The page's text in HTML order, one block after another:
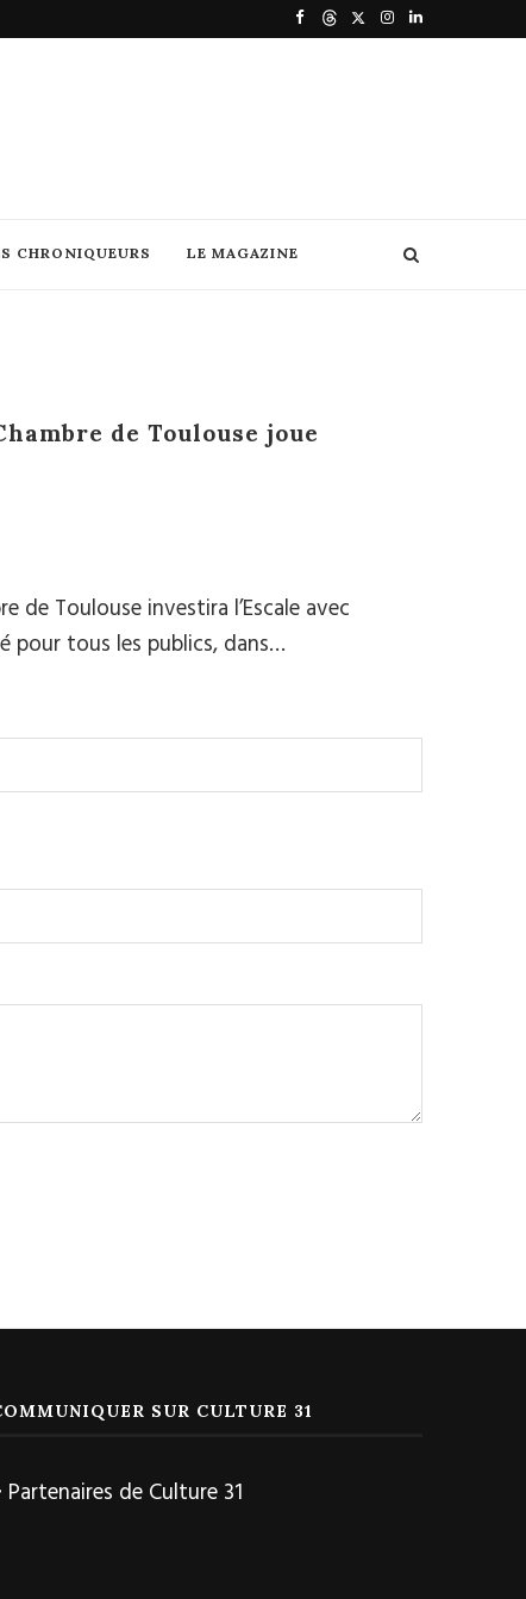
CHRONIQUEURS LE MAGAZINE
de Toulouse joue
de Toulouse investira l’Escale avec
pour tous les publics, dans…
SUR CULTURE 31
Partenaires de Culture 31